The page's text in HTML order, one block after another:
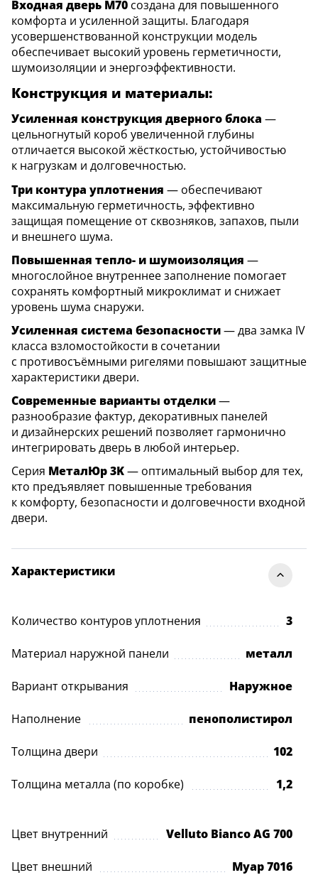
Входная дверь M70 создана для повышенного
комфорта и усиленной защиты. Благодаря
усовершенствованной конструкции модель
обеспечивает высокий уровень герметичности,
шумоизоляции и энергоэффективности.
Конструкция и материалы:
Усиленная конструкция дверного блока —
цельногнутый короб увеличенной глубины
отличается высокой жёсткостью, устойчивостью
к нагрузкам и долговечностью.
Три контура уплотнения — обеспечивают
максимальную герметичность, эффективно
защищая помещение от сквозняков, запахов, пыли
и внешнего шума.
Повышенная тепло- и шумоизоляция —
многослойное внутреннее заполнение помогает
сохранять комфортный микроклимат и снижает
уровень шума снаружи.
Усиленная система безопасности— два замка IV
класса взломостойкости в сочетании
с противосъёмными ригелями повышают защитные
характеристики двери.
Современные варианты отделки—
разнообразие фактур, декоративных панелей
и дизайнерских решений позволяет гармонично
интегрировать дверь в любой интерьер.
Серия МеталЮр 3K— оптимальный выбор для тех,
кто предъявляет повышенные требования
к комфорту, безопасности и долговечности входной
двери.
Характеристики
Количество контуров уплотнения 3
Материал наружной панели металл
Вариант открывания Наружное
Наполнение пенополистирол
Толщина двери 102
Толщина металла (по коробке) 1,2
Цвет внутренний Velluto Bianco AG 700
Цвет внешний Муар 7016